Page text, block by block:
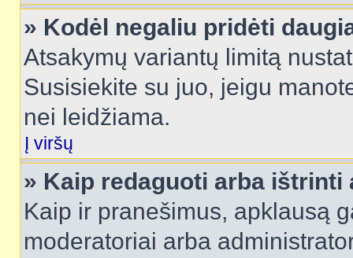
» Kodėl negaliu pridėti
Atsakymų variantų limitą
Susisiekite su juo, jeigu
nei leidžiama.
Į viršų
» Kaip redaguoti arba ištrinti
Kaip ir pranešimus, apklausą
moderatoriai arba